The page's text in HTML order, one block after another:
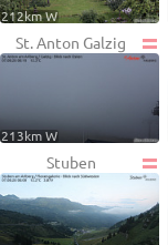
212km W
St. Anton Galzig
213km W
Stuben